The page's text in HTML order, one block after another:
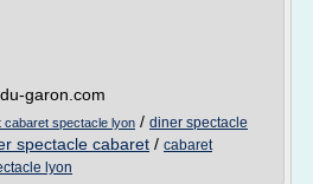
garon.com
cabaret spectacle lyon / diner spectacle
spectacle cabaret / cabaret
lyon